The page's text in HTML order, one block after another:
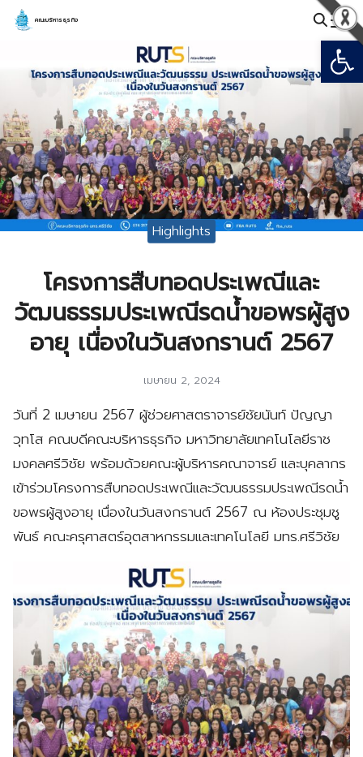
Skip
คณะบริหารธุรกิจ
Highlights
โครงการสืบทอดประเพณีและ
วัฒนธรรมประเพณีรดน้ำขอพรผู้สูง
อายุ เนื่องในวันสงกรานต์ 2567
เมษายน 2, 2024
วันที่ 2 เมษายน 2567 ผู้ช่วยศาสตราจารย์ชัยนันท์ ปัญญา
วุทโส คณบดีคณะบริหารธุรกิจ มหาวิทยาลัยเทคโนโลยีราช
มงคลศรีวิชัย พร้อมด้วยคณะผู้บริหารคณาจารย์ และบุคลากร
เข้าร่วมโครงการสืบทอดประเพณีและวัฒนธรรมประเพณีรดน้ำ
ขอพรผู้สูงอายุ เนื่องในวันสงกรานต์ 2567 ณ ห้องประชุมชู
พันธ์ คณะครุศาสตร์อุตสาหกรรมและเทคโนโลยี มทร.ศรีวิชัย